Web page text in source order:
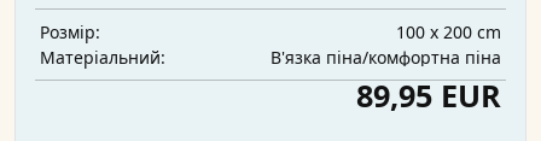
Розмір:
100 x 200 cm
Матеріальний:
В'язка піна/комфортна піна
89,95 EUR